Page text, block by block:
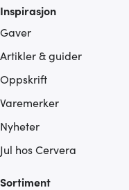
Inspirasjon
Gaver
Artikler & guider
Oppskrift
Varemerker
Nyheter
Jul hos Cervera
Sortiment